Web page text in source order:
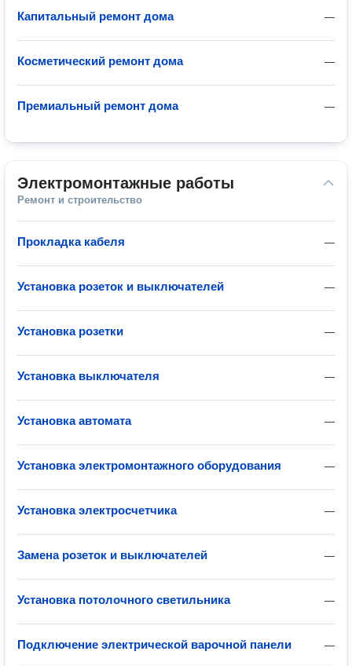
—
Капитальный ремонт дома
—
Косметический ремонт дома
—
Премиальный ремонт дома
Электромонтажные работы
Ремонт и строительство
—
Прокладка кабеля
—
Установка розеток и выключателей
—
Установка розетки
—
Установка выключателя
—
Установка автомата
—
Установка электромонтажного оборудования
—
Установка электросчетчика
—
Замена розеток и выключателей
—
Установка потолочного светильника
—
Подключение электрической варочной панели